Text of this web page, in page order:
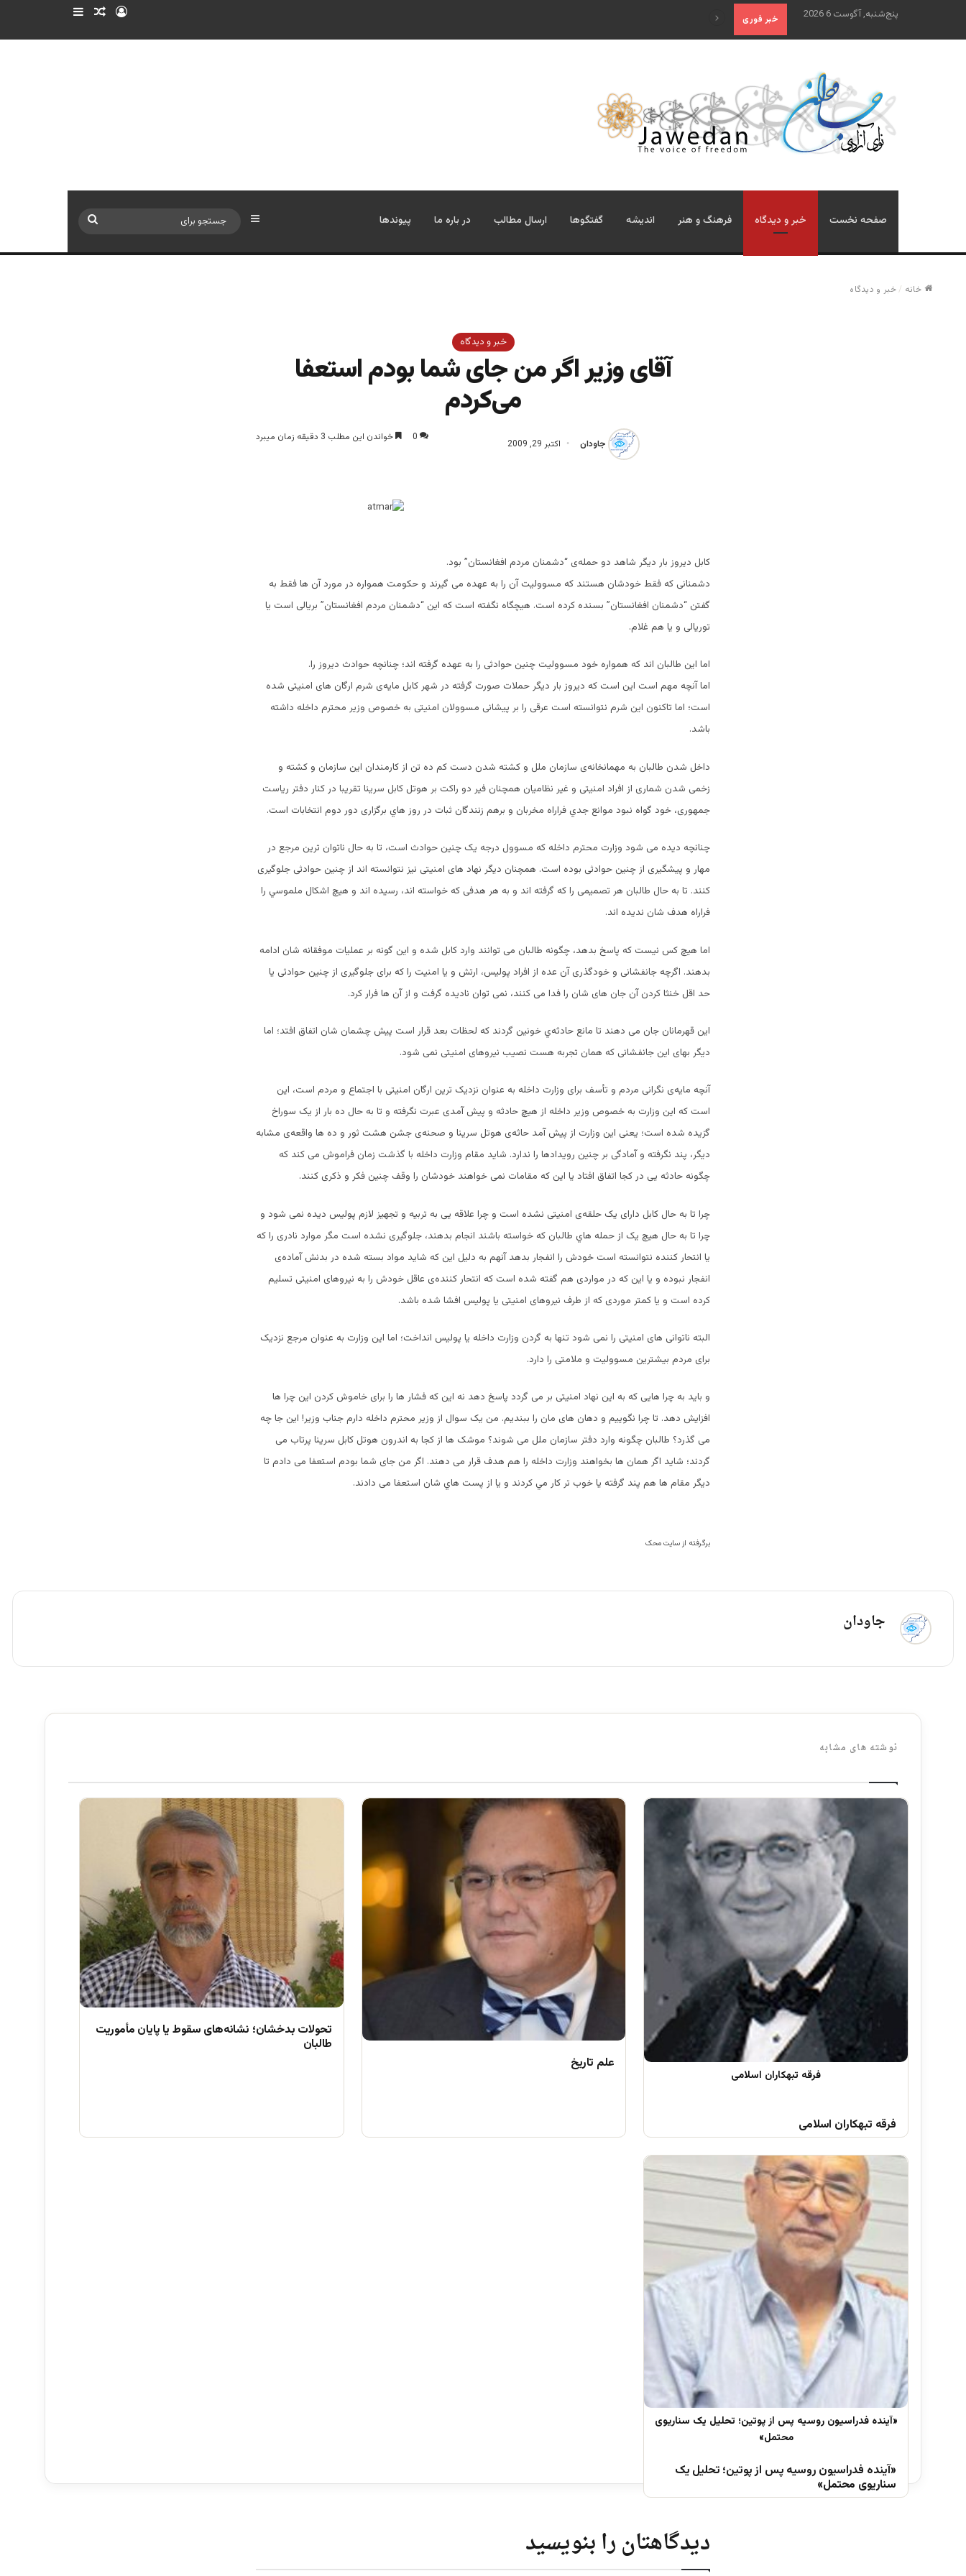
پنج‌شنبه, آگوست 6 2026 خبر فوری علم تاریخ ورود نوشته تصادفی
صفحه نخست خبر و دیدگاه فرهنگ و هنر اندیشه گفتگوها ارسال مطالب در باره ما پیوندها سایدبار
خانه /خبر و دیدگاه
خبر و دیدگاه
آقای وزیر اگر من جای شما بودم استعفا
می‌کردم
جاودان اکتبر 29, 2009
0 خواندن این مطلب 3 دقیقه زمان میبرد
کابل دیروز بار دیگر شاهد دو حمله‌ی “دشمنان مردم افغانستان” بود.
دشمنانی که فقط خودشان هستند که مسوولیت آن را به عهده می گیرند و حکومت همواره در مورد آن ها فقط به
گفتن “دشمنان افغانستان” بسنده کرده است. هیچگاه نگفته است که این “دشمنان مردم افغانستان” بریالی است یا
توریالی و یا هم غلام.
اما این طالبان اند که همواره خود مسوولیت چنین حوادثی را به عهده گرفته اند؛ چنانچه حوادث دیروز را.
اما آنچه مهم است این است که دیروز بار دیگر حملات صورت گرفته در شهر کابل مایه‌ی شرم ارگان های امنیتی شده
است؛ اما تاکنون این شرم نتوانسته است عرقی را بر پیشانی مسوولان امنیتی به خصوص وزیر محترم داخله داشته
باشد.
داخل شدن طالبان به مهمانخانه‌ی سازمان ملل و کشته شدن دست کم ده تن از کارمندان اين سازمان و کشته و
زخمی شدن شماری از افراد امنیتی و غیر نظامیان همچنان فیر دو راکت بر هوتل کابل سرینا تقریبا در کنار دفتر ریاست
جمهوری، خود گواه نبود موانع جدي فراراه مخربان و برهم زنندگان ثبات در روز هاي برگزاری دور دوم انتخابات است.
چنانچه دیده می شود وزارت محترم داخله که مسوول درجه یک چنین حوادث است، تا به حال ناتوان ترین مرجع در
مهار و پیشگیری از چنین حوادثی بوده است. همچنان دیگر نهاد های امنیتی نیز نتوانسته اند از چنین حوادثی جلوگیری
کنند. تا به حال طالبان هر تصمیمی را که گرفته اند و به هر هدفی که خواسته اند، رسیده اند و هیچ اشكال ملموسي را
فراراه هدف شان ندیده اند.
اما هیچ کس نیست که پاسخ بدهد، چگونه طالبان می توانند وارد کابل شده و این گونه بر عملیات موفقانه شان ادامه
بدهند. اگرچه جانفشانی و خودگذری آن عده از افراد پولیس، ارتش و یا امنیت را که برای جلوگیری از چنین حوادثی یا
حد اقل خنثا کردن آن جان های شان را فدا می کنند، نمی توان نادیده گرفت و از آن ها فرار کرد.
این قهرمانان جان می دهند تا مانع حادثه‌ي خونین گردند که لحظات بعد قرار است پیش چشمان شان اتفاق افتد؛ اما
دیگر بهای این جانفشانی که همان تجربه هست نصیب نیروهای امنیتی نمی شود.
آنچه مایه‌ی نگرانی مردم و تأسف برای وزارت داخله به عنوان نزدیک ترین ارگان امنیتی با اجتماع و مردم است، این
است که این وزارت به خصوص وزیر داخله از هیچ حادثه و پیش آمدی عبرت نگرفته و تا به حال ده بار از یک سوراخ
گزیده شده است؛ یعنی این وزارت از پیش آمد حاثه‌ی هوتل سرینا و صحنه‌ی جشن هشت ثور و ده ها واقعه‌ی مشابه
دیگر، پند نگرفته و آمادگی بر چنین رویدادها را ندارد. شاید مقام وزارت داخله با گذشت زمان فراموش می کند که
چگونه حادثه یی در کجا اتفاق افتاد یا این که مقامات نمی خواهند خودشان را وقف چنین فکر و ذکری کنند.
چرا تا به حال کابل دارای یک حلقه‌ی امنیتی نشده است و چرا علاقه یی به تربیه و تجهیز لازم پولیس دیده نمی شود و
چرا تا به حال هیچ یک از حمله‌ هاي طالبان که خواسته باشند انجام بدهند، جلوگیری نشده است مگر موارد نادری را که
یا انتحار کننده نتوانسته است خودش را انفجار بدهد آنهم به دلیل این که شاید مواد بسته شده در بدنش آماده‌ی
انفجار نبوده و یا این که در مواردی هم گفته شده است که انتحار کننده‌ی عاقل خودش را به نیروهای امنیتی تسلیم
کرده است و یا کمتر موردی که از طرف نیروهای امنیتی یا پولیس افشا شده باشد.
البته ناتوانی های امنیتی را نمی شود تنها به گردن وزارت داخله یا پولیس انداخت؛ اما این وزارت به عنوان مرجع نزدیک
برای مردم بیشترین مسوولیت و ملامتی را دارد.
و باید به چرا هایی که به این نهاد امنیتی بر می گردد پاسخ دهد نه این که فشار ها را برای خاموش کردن این چرا ها
افزایش دهد. تا چرا نگوییم و دهان های مان را ببندیم. من یک سوال از وزیر محترم داخله دارم جناب وزیر! این جا چه
می گذرد؟ طالبان چگونه وارد دفتر سازمان ملل می شوند؟ موشک ها از کجا به اندرون هوتل کابل سرینا پرتاب می
گردند؛ شاید اگر همان ها بخواهند وزارت داخله را هم هدف قرار می دهند. اگر من جای شما بودم استعفا می دادم تا
دیگر مقام ها هم پند گرفته یا خوب تر كار مي كردند و یا از پست هاي شان استعفا می دادند.
برگرفته از سایت محک
جاودان
نوشته های مشابه
فرقه تبهکاران اسلامی
علم تاریخ
تحولات بدخشان؛ نشانه‌های سقوط یا پایان مأموریت
طالبان
«آینده فدراسیون روسیه پس از پوتین؛ تحلیل یک
سناریوی محتمل»
دیدگاهتان را بنویسید